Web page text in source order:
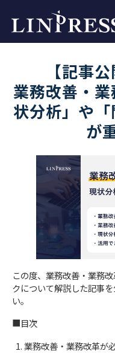
イ
【記事
業務改善・
状分析」や「
が
この度、​​​​業務改善・業務
クについて解説した記事
い。
■目次
業務改善・業務改革が